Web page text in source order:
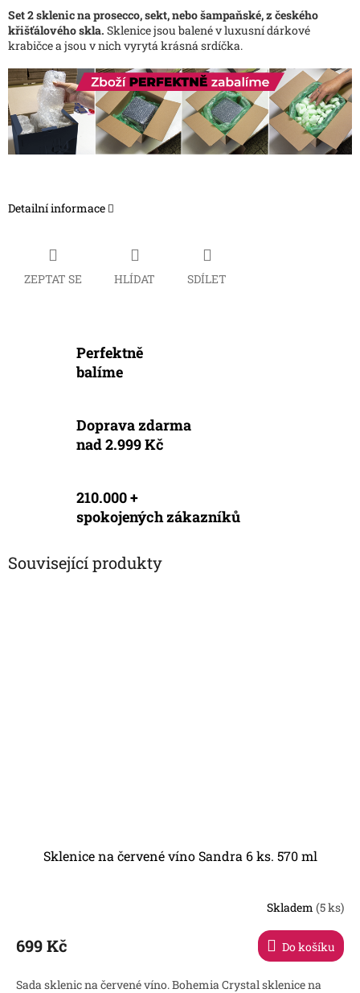
Set 2 sklenic na prosecco, sekt, nebo šampaňské, z českého
křišťálového skla. Sklenice jsou balené v luxusní dárkové
krabičce a jsou v nich vyrytá krásná srdíčka.
Detailní informace
ZEPTAT SE HLÍDAT SDÍLET
Perfektně
balíme
Doprava zdarma
nad 2.999 Kč
210.000 +
spokojených zákazníků
Související produkty
Sklenice na červené víno Sandra 6 ks. 570 ml
Skladem (5 ks)
699 Kč Do košíku
Sada sklenic na červené víno. Bohemia Crystal sklenice na